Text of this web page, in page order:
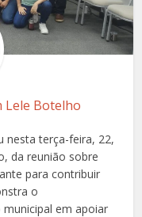
Lele Botelho
nesta terça-feira, 22,
da reunião sobre
para contribuir
o
em apoiar